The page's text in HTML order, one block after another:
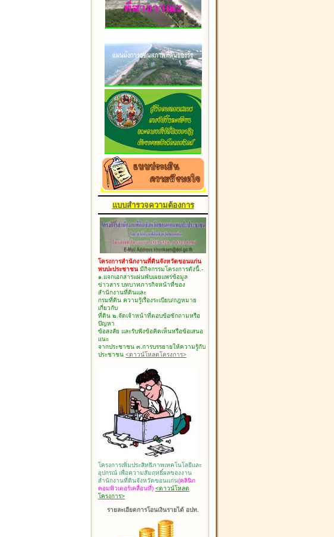
แบบสำรวจความต้องการ
โครงการสำนักงานที่ดินจังหวัดขอนแก่น
พบปะประชาชน มีกิจกรรมโครงการดังนี้.-
๑.แจกเอกสารแผ่นพับเผยแพร่ข้อมูล
ข่าวสาร บทบาทภารกิจหน้าที่ของ
สำนักงานที่ดินและ
กรมที่ดิน ความรู้เรื่องระเบียบ/กฎหมาย
เกี่ยวกับ
ที่ดิน ๒.จัดเจ้าหน้าที่ตอบข้อซักถามหรือ
ปัญหา
ข้อสงสัย และรับฟังข้อคิดเห็นหรือข้อเสนอ
แนะ
จากประชาชน ๓.การบรรยายให้ความรู้กับ
ประชาชน <ดาวน์โหลดโครงการ>
โครงการเพิ่มประสิทธิภาพเทคโนโลยีและ
อุปกรณ์ เพื่อความสัมฤทธิ์ผลของงาน
สำนักงานที่ดินจังหวัดขอนแก่น(คลินิก
คอมพิวเตอร์เคลื่อนที่) <ดาวน์โหลด
โครงการ>
รายละเอียดการโอนเงินรายได้ อปท.